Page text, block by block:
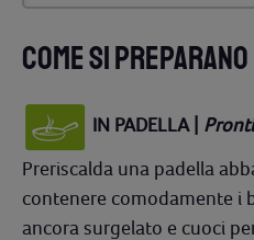
COME SI PREPARANO
IN PADELLA |
Preriscalda una padella
contenere comodamente i
ancora surgelato e cuoci